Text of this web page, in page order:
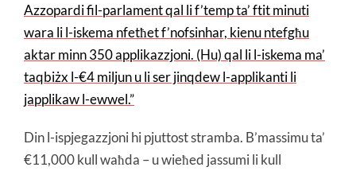
Azzopardi fil-parlament qal li f’temp ta’ ftit minuti
wara li l-iskema nfetħet f’nofsinhar, kienu ntefgħu
aktar minn 350 applikazzjoni. (Hu) qal li l-iskema ma’
taqbiżx l-€4 miljun u li ser jinqdew l-applikanti li
japplikaw l-ewwel.”
Din l-ispjegazzjoni hi pjuttost stramba. B’massimu ta’
€11,000 kull waħda – u wieħed jassumi li kull